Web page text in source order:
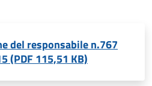
del responsabile n.767
(PDF 115,51 KB)